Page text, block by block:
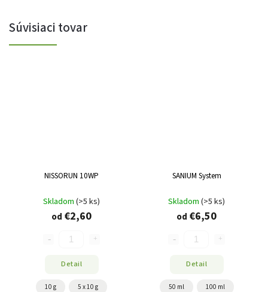
Súvisiaci tovar
NISSORUN 10WP
Skladom (>5 ks)
od €2,60
Detail
10 g 5 x 10 g
SANIUM System
Skladom (>5 ks)
od €6,50
Detail
50 ml 100 ml